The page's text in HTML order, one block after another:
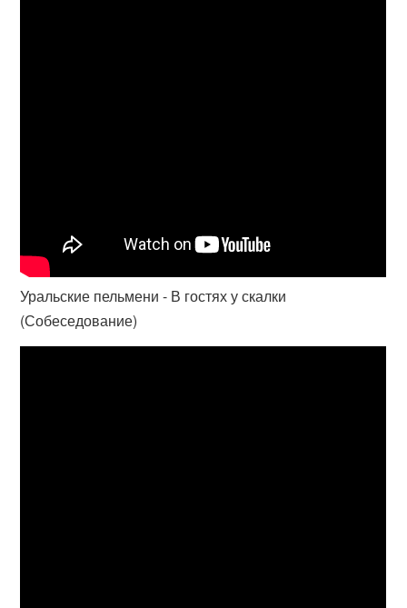
Уральские пельмени - В гостях у скалки
(Собеседование)